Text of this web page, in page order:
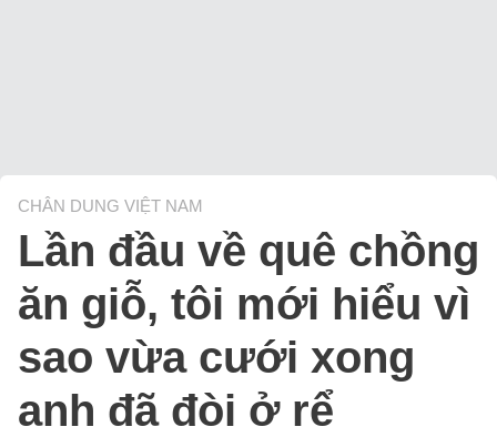
CHÂN DUNG VIỆT NAM
Lần đầu về quê chồng
ăn giỗ, tôi mới hiểu vì
sao vừa cưới xong
anh đã đòi ở rể